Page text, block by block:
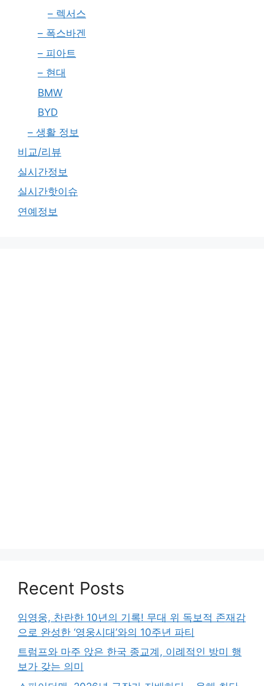
– 렉서스
– 폭스바겐
– 피아트
– 현대
BMW
BYD
– 생활 정보
비교/리뷰
실시간정보
실시간핫이슈
연예정보
Recent Posts
임영웅, 찬란한 10년의 기록! 무대 위 독보적 존재감
으로 완성한 ‘영웅시대’와의 10주년 파티
트럼프와 마주 앉은 한국 종교계, 이례적인 방미 행
보가 갖는 의미